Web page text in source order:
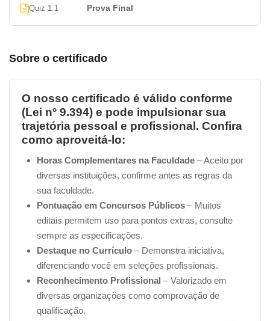
chega
Brigas entre cachorros desconhecidos
Latir em demasia
Problemas do cão em relação as pessoas
Pular nas pessoas
Ciúmes em relação a pessoas ou outros cães
Cavar o jardim
Roubar comida
Comer fezes de outros animais
Problemas com o cão na hora do passeio
Curiosidades
Comportamentos
Por que o cão cheira o rabo dos outros
É preciso repetir várias vezes para que o cão aprenda
Capacidades
Quiz 1.1 Prova Final
Sobre o certificado
O nosso certificado é válido conforme
(Lei nº 9.394) e pode impulsionar sua
trajetória pessoal e profissional. Confira
como aproveitá-lo:
Horas Complementares na Faculdade – Aceito por
diversas instituições, confirme antes as regras da
sua faculdade.
Pontuação em Concursos Públicos – Muitos
editais permitem uso para pontos extras, consulte
sempre as especificações.
Destaque no Currículo – Demonstra iniciativa,
diferenciando você em seleções profissionais.
Reconhecimento Profissional – Valorizado em
diversas organizações como comprovação de
qualificação.